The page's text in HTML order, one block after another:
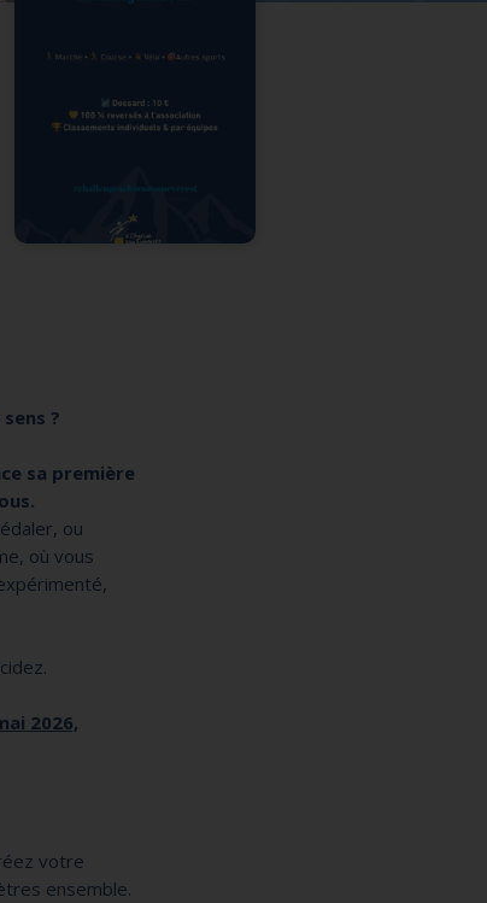
?
sa première
ou
où vous
2026,
votre
ensemble.